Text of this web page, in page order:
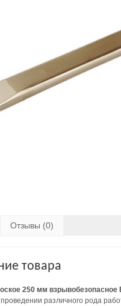
Отзывы (0)
товара
250 мм взрывобезопасное
различного рода